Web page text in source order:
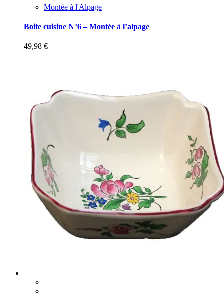
Montée à l'Alpage
Boite cuisine N°6 – Montée à l’alpage
49,98 €